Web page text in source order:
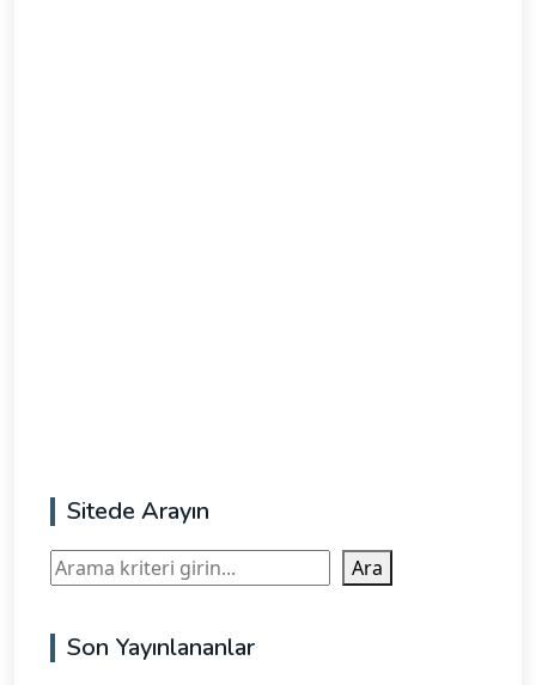
Sitede Arayın
Ara Ara
Son Yayınlananlar